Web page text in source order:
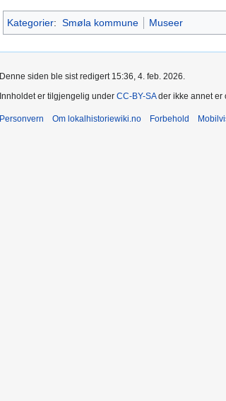
Kategorier: Smøla kommune Museer
Denne siden ble sist redigert 15:36, 4. feb. 2026.
Innholdet er tilgjengelig under CC-BY-SAder ikke annet er
Personvern Om lokalhistoriewiki.no Forbehold